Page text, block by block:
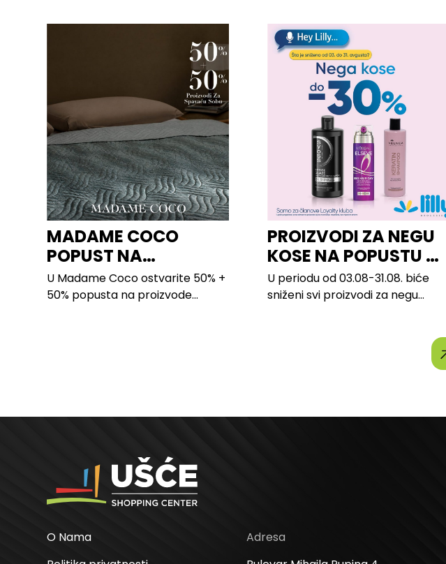
MADAME COCO
POPUST NA
PROIZVODE ZA
SPAVAĆU SOBU
U Madame Coco ostvarite 50% +
50% popusta na proizvode...
PROIZVODI ZA NEGU
KOSE NA POPUSTU U
LILLY
U periodu od 03.08-31.08. biće
sniženi svi proizvodi za negu
O Nama
Adresa